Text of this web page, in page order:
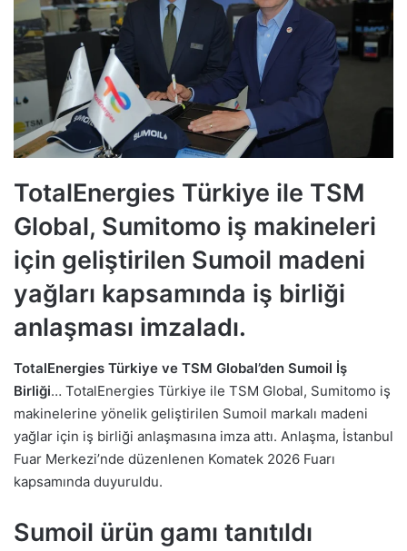
TotalEnergies Türkiye ile TSM
Global, Sumitomo iş makineleri
için geliştirilen Sumoil madeni
yağları kapsamında iş birliği
anlaşması imzaladı.
TotalEnergies Türkiye ve TSM Global’den Sumoil İş
Birliği… TotalEnergies Türkiye ile TSM Global, Sumitomo iş
makinelerine yönelik geliştirilen Sumoil markalı madeni
yağlar için iş birliği anlaşmasına imza attı. Anlaşma, İstanbul
Fuar Merkezi’nde düzenlenen Komatek 2026 Fuarı
kapsamında duyuruldu.
Sumoil ürün gamı tanıtıldı